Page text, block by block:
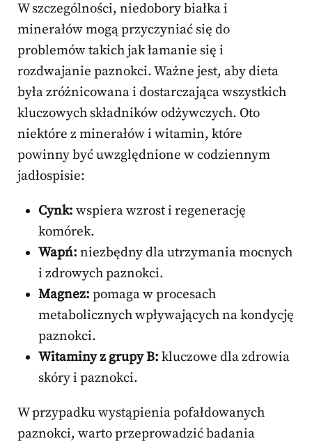
W szczególności, niedobory białka i
minerałów mogą przyczyniać się do
problemów takich jak łamanie się i
rozdwajanie paznokci. Ważne jest, aby dieta
była zróżnicowana i dostarczająca wszystkich
kluczowych składników odżywczych. Oto
niektóre z minerałów i witamin, które
powinny być uwzględnione w codziennym
jadłospisie:
Cynk: wspiera wzrost i regenerację
komórek.
Wapń: niezbędny dla utrzymania mocnych
i zdrowych paznokci.
Magnez: pomaga w procesach
metabolicznych wpływających na kondycję
paznokci.
Witaminy z grupy B: kluczowe dla zdrowia
skóry i paznokci.
W przypadku wystąpienia pofałdowanych
paznokci, warto przeprowadzić badania